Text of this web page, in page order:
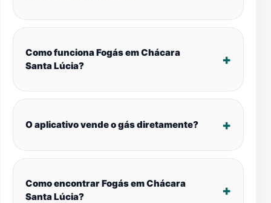
Como funciona Fogás em Chácara
Santa Lúcia?
O aplicativo vende o gás diretamente?
Como encontrar Fogás em Chácara
Santa Lúcia?